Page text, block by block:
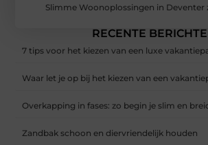
Slimme Woonoplossingen in Deventer
RECENTE
7 tips voor het kiezen van een luxe
Waar let je op bij het kiezen van een
Overkapping in fases: zo begin je slim en
Zandbak schoon en diervriendelijk houden